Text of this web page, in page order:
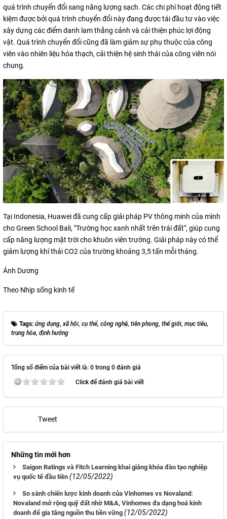
quá trình chuyển đổi sang năng lượng sạch. Các chi phí hoạt động tiết
kiệm được bởi quá trình chuyển đổi này đang được tái đầu tư vào việc
xây dựng các điểm danh lam thắng cảnh và cải thiện phúc lợi động
vật. Quá trình chuyển đổi cũng đã làm giảm sự phụ thuộc của công
viên vào nhiên liệu hóa thạch, cải thiện hệ sinh thái của công viên nói
chung.
Tại Indonesia, Huawei đã cung cấp giải pháp PV thông minh của mình
cho Green School Bali, "Trường học xanh nhất trên trái đất", giúp cung
cấp năng lượng mặt trời cho khuôn viên trường. Giải pháp này có thể
giảm lượng khí thải CO2 của trường khoảng 3,5 tấn mỗi tháng.
Ánh Dương
Theo Nhịp sống kinh tế
Tags: ứng dụng,xã hội, cụ thể, công nghệ, tiên phong, thế giới, mục tiêu,
trung hòa, định hướng
Tổng số điểm của bài viết là: 0 trong 0 đánh giá
Click để đánh giá bài viết
Tweet
Những tin mới hơn
Saigon Ratings và Fitch Learning khai giảng khóa đào tạo nghiệp
vụ quốc tế đầu tiên (12/05/2022)
So sánh chiến lược kinh doanh của Vinhomes vs Novaland:
Novaland mở rộng quỹ đất nhờ M&A, Vinhomes đa dạng hoá kinh
doanh để gia tăng nguồn thu bền vững (12/05/2022)